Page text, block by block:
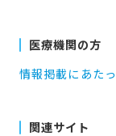
医療機関の方
情報掲載にあた
関連サイト